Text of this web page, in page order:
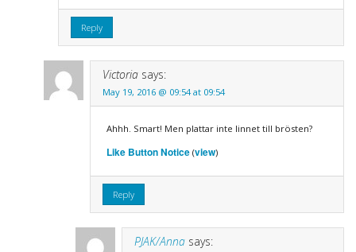
Reply
Victoria says:
May 19, 2016 @ 09:54 at 09:54
Ahhh. Smart! Men plattar inte linnet till brösten?
Like Button Notice(view)
Reply
PJAK/Anna says: